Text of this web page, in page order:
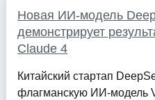
Новая ИИ-модель
демонстрирует
Claude 4
Китайский стартап
флагманскую ИИ-модель